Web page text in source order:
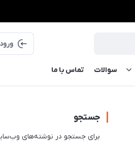
سوالات تماس با ما
جستجو
برای جستجو در نوشته‌های